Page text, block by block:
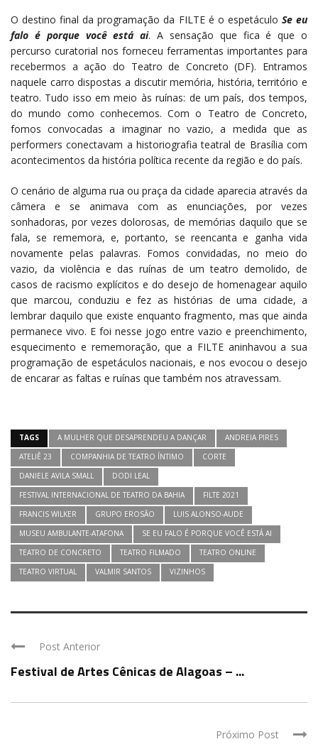
O destino final da programação da FILTE é o espetáculo Se eu
falo é porque você está ai. A sensação que fica é que o
percurso curatorial nos forneceu ferramentas importantes para
recebermos a ação do Teatro de Concreto (DF). Entramos
naquele carro dispostas a discutir memória, história, território e
teatro. Tudo isso em meio às ruínas: de um país, dos tempos,
do mundo como conhecemos. Com o Teatro de Concreto,
fomos convocadas a imaginar no vazio, a medida que as
performers conectavam a historiografia teatral de Brasília com
acontecimentos da história política recente da região e do país.
O cenário de alguma rua ou praça da cidade aparecia através da
câmera e se animava com as enunciações, por vezes
sonhadoras, por vezes dolorosas, de memórias daquilo que se
fala, se rememora, e, portanto, se reencanta e ganha vida
novamente pelas palavras. Fomos convidadas, no meio do
vazio, da violência e das ruínas de um teatro demolido, de
casos de racismo explícitos e do desejo de homenagear aquilo
que marcou, conduziu e fez as histórias de uma cidade, a
lembrar daquilo que existe enquanto fragmento, mas que ainda
permanece vivo. E foi nesse jogo entre vazio e preenchimento,
esquecimento e rememoração, que a FILTE aninhavou a sua
programação de espetáculos nacionais, e nos evocou o desejo
de encarar as faltas e ruínas que também nos atravessam.
TAGS A MULHER QUE DESAPRENDEU A DANÇAR
ANDREIA PIRES
ATELIÊ 23
COMPANHIA DE TEATRO ÍNTIMO
CORTE
DANIELE AVILA SMALL
DODI LEAL
FESTIVAL INTERNACIONAL DE TEATRO DA BAHIA
FILTE 2021
FRANCIS WILKER
GRUPO EROSÃO
LUIS ALONSO-AUDE
MUSEU AMBULANTE-ATAFONA
SE EU FALO É PORQUE VOCÊ ESTÁ AI
TEATRO DE CONCRETO
TEATRO FILMADO
TEATRO ONLINE
TEATRO VIRTUAL
VALMIR SANTOS VIZINHOS
Post Anterior
Festival de Artes Cênicas de Alagoas – ...
Próximo Post